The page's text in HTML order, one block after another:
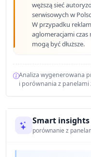
węższą sieć
serwisowych w
W przypadku
aglomeracjami
mogą być dłuższe.
Analiza wygenerowana
i porównania z
Smart insights
porównanie z